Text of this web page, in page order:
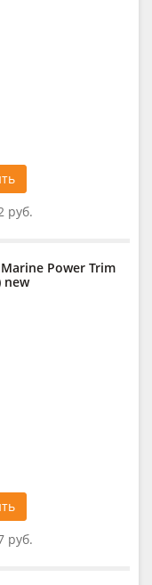
руб.
Power Trim
new
руб.